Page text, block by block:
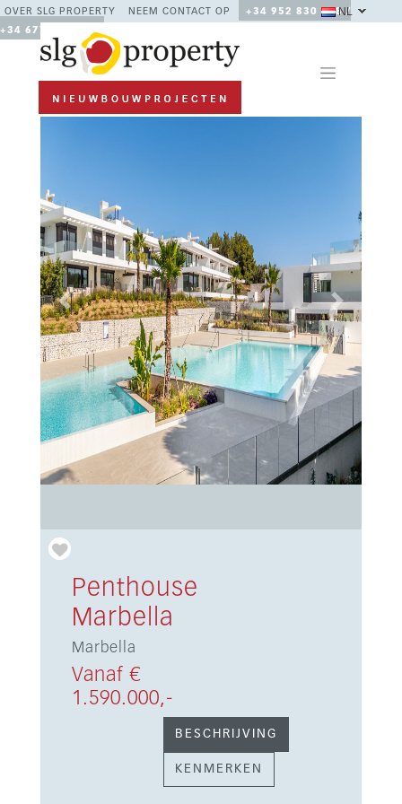
OVER SLG PROPERTY NEEM CONTACT OP
+34 952 830 378 /
+34 677 670 480
NL
Previous Next
Penthouse
Marbella
Marbella
Vanaf €
1.590.000,-
BESCHRIJVING
KENMERKEN